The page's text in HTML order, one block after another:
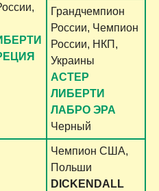
Грандчемпион
России, Чемпион
России, НКП,
Украины
АСТЕР
ЛИБЕРТИ
ЛАБРО ЭРА
Черный
Чемпион США,
Польши
DICKENDALL